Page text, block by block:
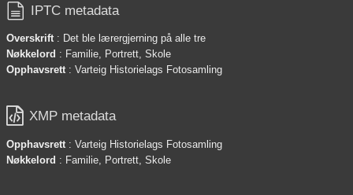
 IPTC metadata
Overskrift : Det ble lærergjerning på alle tre
Nøkkelord : Familie, Portrett, Skole
Opphavsrett : Varteig Historielags Fotosamling
 XMP metadata
Opphavsrett : Varteig Historielags Fotosamling
Nøkkelord : Familie, Portrett, Skole